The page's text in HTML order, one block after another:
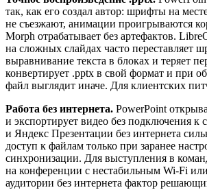
так, как его создал автор: шрифты на
не съезжают, анимации проигрываются
Morph отрабатывает без артефактов.
на сложных слайдах часто переставляет
выравнивание текста в блоках и теряет
конвертирует .pptx в свой формат и при
файл выглядит иначе. Для клиентских
Работа без интернета. PowerPoint
и экспортирует видео без подключения к
и Яндекс Презентации без интернета
доступ к файлам только при заранее
синхронизации. Для выступления в
на конференции с нестабильным Wi-Fi
аудитории без интернета фактор